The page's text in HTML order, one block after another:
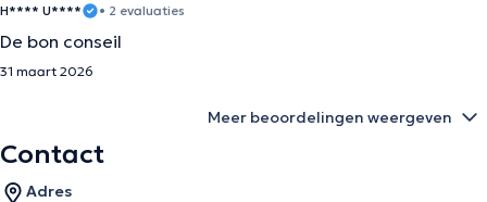
H**** U**** • 2 evaluaties
De bon conseil
31 maart 2026
Meer beoordelingen weergeven
Contact
Adres